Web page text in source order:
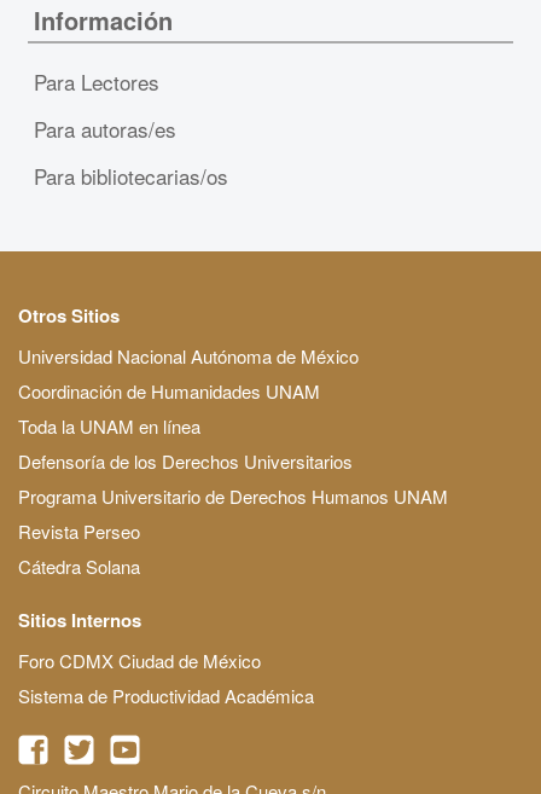
Información
Para Lectores
Para autoras/es
Para bibliotecarias/os
Otros Sitios
Universidad Nacional Autónoma de México
Coordinación de Humanidades UNAM
Toda la UNAM en línea
Defensoría de los Derechos Universitarios
Programa Universitario de Derechos Humanos UNAM
Revista Perseo
Cátedra Solana
Sitios Internos
Foro CDMX Ciudad de México
Sistema de Productividad Académica